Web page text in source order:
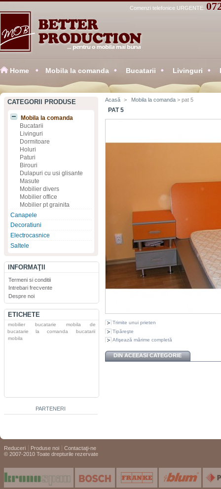
Comenzi telefonice URGENTE:
Home Mobila la comanda Bucatarii Livinguri
CATEGORII PRODUSE
Mobila la comanda
Bucatarii
Livinguri
Dormitoare
Holuri
Paturi
Birouri
Dulapuri cu usi glisante
Masute
Mobilier divers
Mobilier office
Mobilier pt grainita
Canapele
Decoratiuni
Electrocasnice
Saltele
INFORMAŢII
Termeni si conditii
Intrebari frecvente
Despre noi
ETICHETE
mobilier bucatarie
mobila de
bucatarie la comanda
bucatarii
mobila
PARTENERI
Acasă > Mobila la comanda > pat 5
PAT 5
Trimite unui prieten
Tipăreşte
Afişează mărime completă
DIN ACEEASI CATEGORIE
Reduceri Produse noi
Contactaţi-ne
© 2007-2010 Toate drepturile rezervate